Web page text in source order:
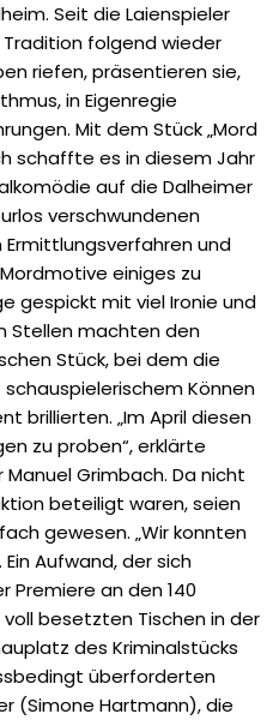
Seit die Laienspieler
folgend wieder
riefen, präsentieren sie,
in Eigenregie
Mit dem Stück „Mord
schaffte es in diesem Jahr
auf die Dalheimer
verschwundenen
Ermittlungsverfahren und
einiges zu
gespickt mit viel Ironie und
Stellen machten den
Stück, bei dem die
Können
brillierten. „Im April diesen
zu proben“, erklärte
Grimbach. Da nicht
beteiligt waren, seien
gewesen. „Wir konnten
Aufwand, der sich
Premiere an den 140
besetzten Tischen in der
des Kriminalstücks
überforderten
(Simone Hartmann), die